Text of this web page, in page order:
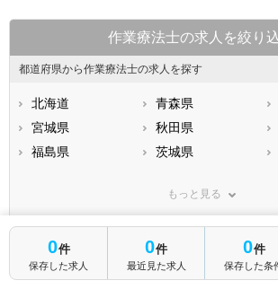
0件
保存した求人
0件
最近見た求人
0件
保存した条
作業療法士の求人を絞り
都道府県から作業療法士の求人を探す
北海道 青森県
宮城県
秋田県
福島県
茨城県
神奈川県
山梨県
長野県
石川県
福井県
静岡県
愛知県
もっと見る
仕事内容・施設形態から求人を探す
病院
介護福祉